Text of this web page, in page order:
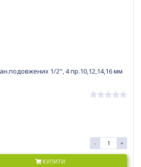
1/2", 4 пр.10,12,14,16 мм
- +
КУПИТИ